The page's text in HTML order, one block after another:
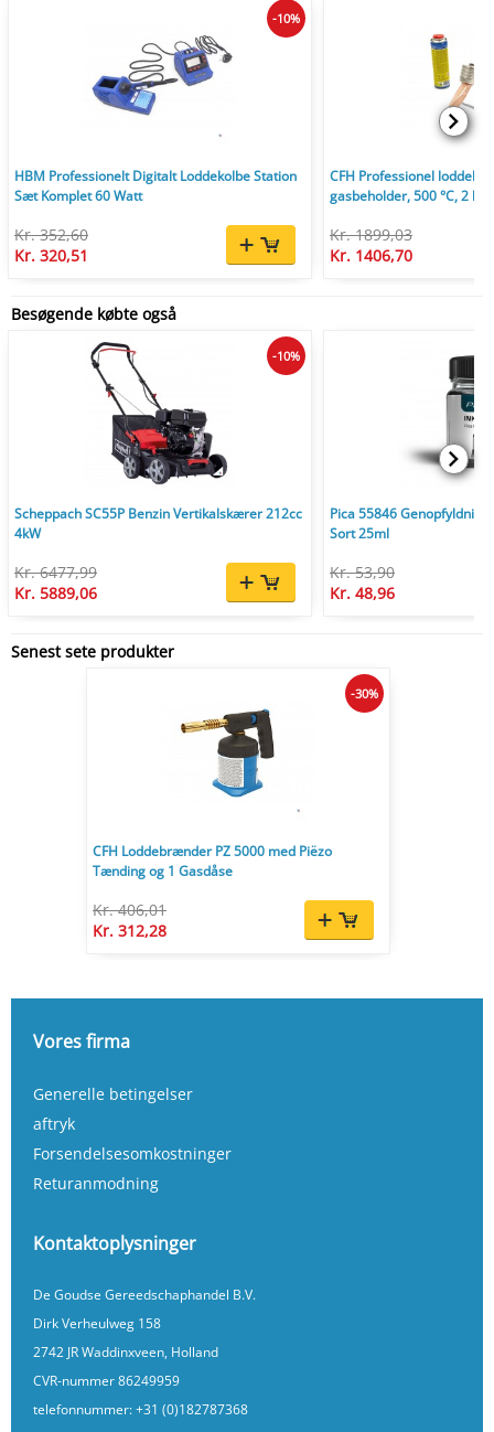
HBM Professionelt Digitalt Loddekolbe Station
Sæt Komplet 60 Watt
Kr. 352,60
Kr. 320,51
-10%
CFH Professionel
gasbeholder, 500 °C, 2 kg.
Kr. 1899,03
Kr. 1406,70
Besøgende købte også
Scheppach SC55P Benzin Vertikalskærer 212cc
4kW
Kr. 6477,99
Kr. 5889,06
-10%
Pica 55846
Sort 25ml
Kr. 53,90
Kr. 48,96
Senest sete produkter
CFH Loddebrænder PZ 5000 med Piëzo
Tænding og 1 Gasdåse
Kr. 406,01
Kr. 312,28
-30%
Vores firma
Generelle betingelser
aftryk
Forsendelsesomkostninger
Returanmodning
Kontaktoplysninger
De Goudse Gereedschaphandel B.V.
Dirk Verheulweg 158
2742 JR Waddinxveen, Holland
CVR-nummer 86249959
telefonnummer:+31 (0)182787368